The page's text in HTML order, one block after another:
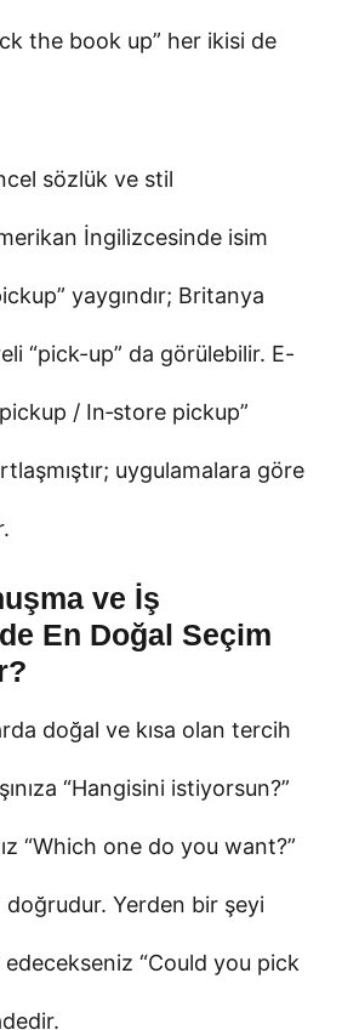
the book up” her ikisi de
sözlük ve stil
İngilizcesinde isim
yaygındır; Britanya
“pick-up” da görülebilir. E-
/ In‑store pickup”
uygulamalara göre
ve İş
En Doğal Seçim
doğal ve kısa olan tercih
“Hangisini istiyorsun?”
“Which one do you want?”
doğrudur. Yerden bir şeyi
edecekseniz “Could you pick